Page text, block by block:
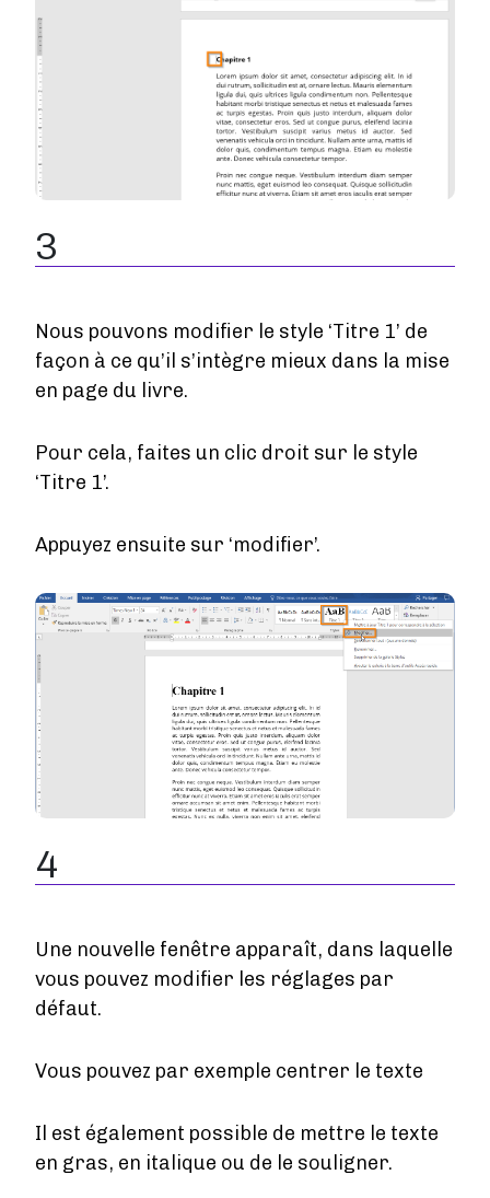
3
Nous pouvons modifier le style ‘Titre 1’ de
façon à ce qu’il s’intègre mieux dans la mise
en page du livre.
Pour cela, faites un clic droit sur le style
‘Titre 1’.
Appuyez ensuite sur ‘modifier’.
Image
4
Une nouvelle fenêtre apparaît, dans laquelle
vous pouvez modifier les réglages par
défaut.
Vous pouvez par exemple centrer le texte
Il est également possible de mettre le texte
en gras, en italique ou de le souligner.